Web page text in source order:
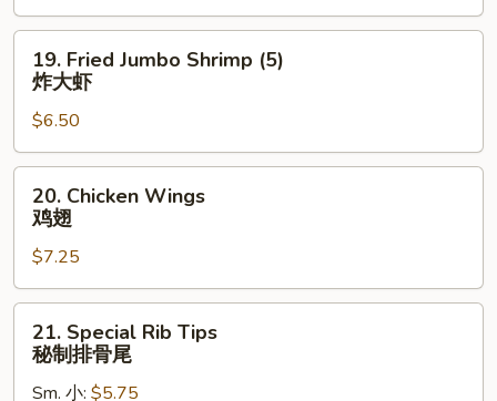
点
心
Fried
Jumbo
Shrimp
(5)
炸
19. Fried Jumbo Shrimp (5)
炸大虾
$6.50
Chicken
Wings
翅
20. Chicken Wings
鸡翅
$7.25
Special
Rib
Tips
21. Special Rib Tips
秘制排骨尾
Sm. 小: $5.75